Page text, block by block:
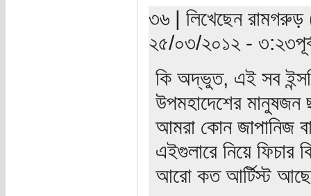
৩৬ | লিখেছেন রামগরুড়
২৫/০৩/২০১২ -
কি অদ্ভুত, এই সব
উপমহাদেশের মানুষজন
আমরা কোন জাপানিজ বা
এইগুলারে নিয়ে
আরো কত আর্টিস্ট আছে,